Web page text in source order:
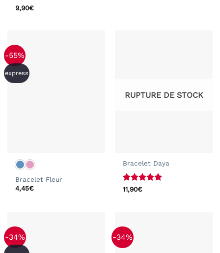
Note
9,90€
-55%
express
Bracelet Fleur
4,45€
RUPTURE DE STOCK
Bracelet Daya
Note4.95
11,90€
-34% -34%